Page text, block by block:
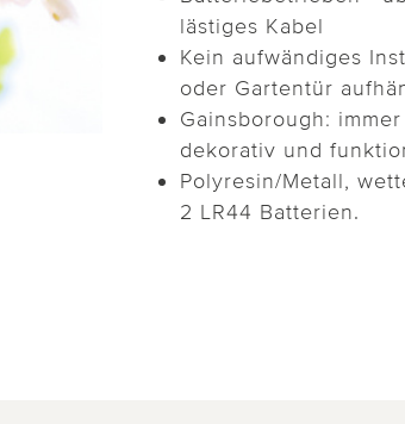
lästiges Kabel
Kein aufwändiges
oder Gartentür
Gainsborough:
dekorativ und
Polyresin/Metall,
2 LR44 Batterien.